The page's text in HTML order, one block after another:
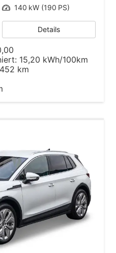
Leistung 140 kW (190 PS)
Details
15,20 kWh/100km
452 km